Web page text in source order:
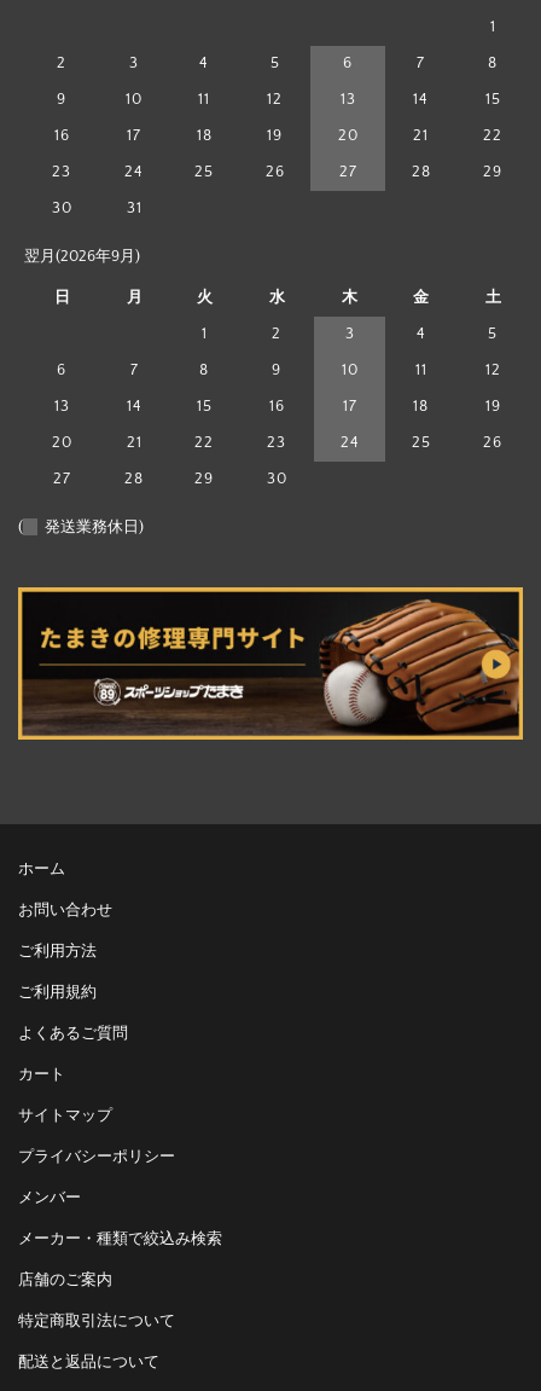
1
2 3 4 5 6 7 8
9 10 11 12 13 14 15
16 17 18 19 20 21 22
23 24 25 26 27 28 29
30 31
翌月(2026年9月)
日 月 火 水 木 金 土
1 2 3 4 5
6 7 8 9 10 11 12
13 14 15 16 17 18 19
20 21 22 23 24 25 26
27 28 29 30
( 発送業務休日)
ホーム
お問い合わせ
ご利用方法
ご利用規約
よくあるご質問
カート
サイトマップ
プライバシーポリシー
メンバー
メーカー・種類で絞込み検索
店舗のご案内
特定商取引法について
配送と返品について